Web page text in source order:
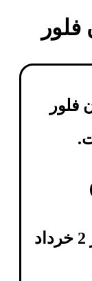
آخرین بروزرسانی قیمت در 2 خرداد